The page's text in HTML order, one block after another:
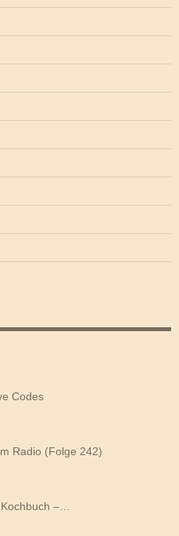
Codes
Radio (Folge 242)
–…